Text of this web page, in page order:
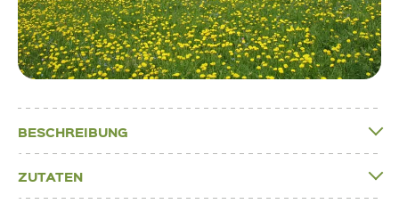
BESCHREIBUNG
ZUTATEN